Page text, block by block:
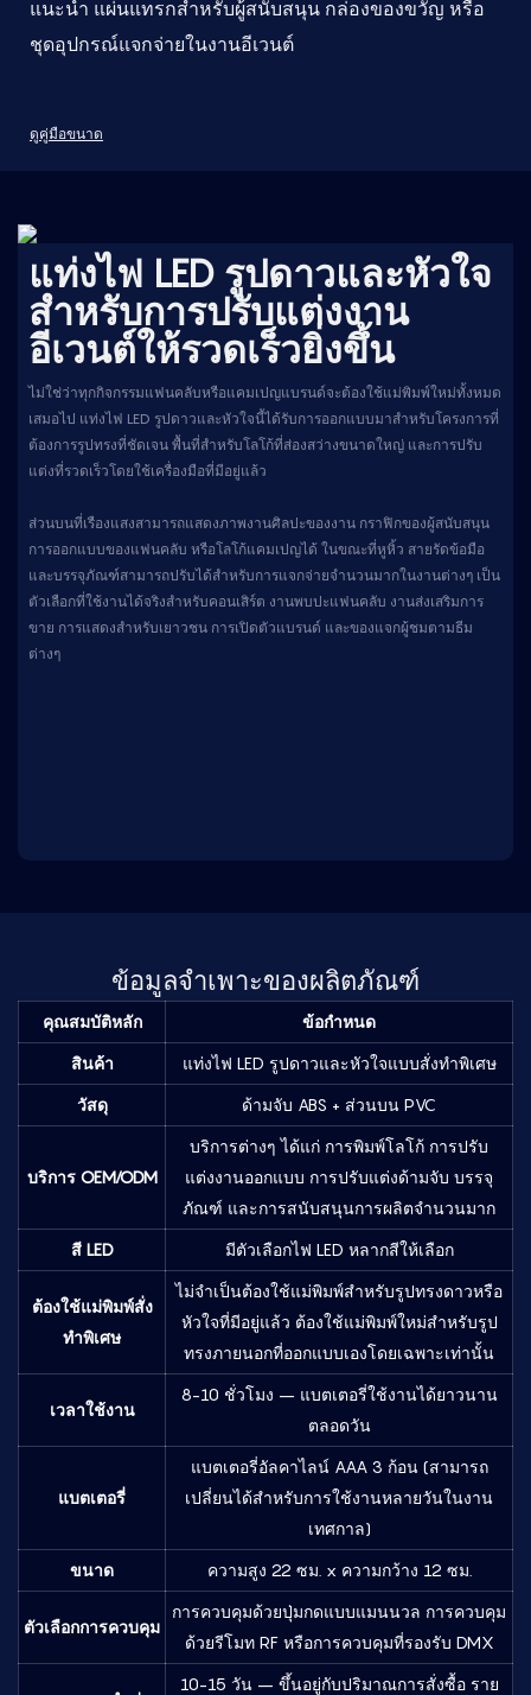
แนะนำ แผ่นแทรกสำหรับผู้สนับสนุน กล่องของขวัญ หรือ
ชุดอุปกรณ์แจกจ่ายในงานอีเวนต์
ดูคู่มือขนาด
แท่งไฟ LED รูปดาวและหัวใจ
สำหรับการปรับแต่งงาน
อีเวนต์ให้รวดเร็วยิ่งขึ้น
ไม่ใช่ว่าทุกกิจกรรมแฟนคลับหรือแคมเปญแบรนด์จะต้องใช้แม่พิมพ์ใหม่ทั้งหมด
เสมอไป แท่งไฟ LED รูปดาวและหัวใจนี้ได้รับการออกแบบมาสำหรับโครงการที่
ต้องการรูปทรงที่ชัดเจน พื้นที่สำหรับโลโก้ที่ส่องสว่างขนาดใหญ่ และการปรับ
แต่งที่รวดเร็วโดยใช้เครื่องมือที่มีอยู่แล้ว
ส่วนบนที่เรืองแสงสามารถแสดงภาพงานศิลปะของงาน กราฟิกของผู้สนับสนุน
การออกแบบของแฟนคลับ หรือโลโก้แคมเปญได้ ในขณะที่หูหิ้ว สายรัดข้อมือ
และบรรจุภัณฑ์สามารถปรับได้สำหรับการแจกจ่ายจำนวนมากในงานต่างๆ เป็น
ตัวเลือกที่ใช้งานได้จริงสำหรับคอนเสิร์ต งานพบปะแฟนคลับ งานส่งเสริมการ
ขาย การแสดงสำหรับเยาวชน การเปิดตัวแบรนด์ และของแจกผู้ชมตามธีม
ต่างๆ
ข้อมูลจำเพาะของผลิตภัณฑ์
คุณสมบัติหลัก ข้อกำหนด
สินค้า แท่งไฟ LED รูปดาวและหัวใจแบบสั่งทำพิเศษ
วัสดุ ด้ามจับ ABS + ส่วนบน PVC
บริการ OEM/ODM
บริการต่างๆ ได้แก่ การพิมพ์โลโก้ การปรับ
แต่งงานออกแบบ การปรับแต่งด้ามจับ บรรจุ
ภัณฑ์ และการสนับสนุนการผลิตจำนวนมาก
สี LED มีตัวเลือกไฟ LED หลากสีให้เลือก
ต้องใช้แม่พิมพ์สั่ง
ทำพิเศษ
ไม่จำเป็นต้องใช้แม่พิมพ์สำหรับรูปทรงดาวหรือ
หัวใจที่มีอยู่แล้ว ต้องใช้แม่พิมพ์ใหม่สำหรับรูป
ทรงภายนอกที่ออกแบบเองโดยเฉพาะเท่านั้น
เวลาใช้งาน
8-10 ชั่วโมง – แบตเตอรี่ใช้งานได้ยาวนาน
ตลอดวัน
แบตเตอรี่
แบตเตอรี่อัลคาไลน์ AAA 3 ก้อน (สามารถ
เปลี่ยนได้สำหรับการใช้งานหลายวันในงาน
เทศกาล)
ขนาด ความสูง 22 ซม. x ความกว้าง 12 ซม.
ตัวเลือกการควบคุม
การควบคุมด้วยปุ่มกดแบบแมนนวล การควบคุม
ด้วยรีโมท RF หรือการควบคุมที่รองรับ DMX
10-15 วัน – ขึ้นอยู่กับปริมาณการสั่งซื้อ ราย